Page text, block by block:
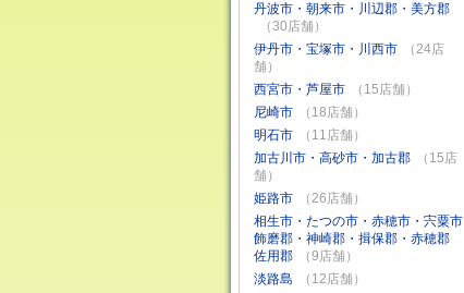
丹波市・朝来市・川辺郡・美方郡
（30店舗）
伊丹市・宝塚市・川西市
（24店
舗）
西宮市・芦屋市
（15店舗）
尼崎市
（18店舗）
明石市
（11店舗）
加古川市・高砂市・加古郡
（15店
舗）
姫路市
（26店舗）
相生市・たつの市・赤穂市・宍粟市
飾磨郡・神崎郡・揖保郡・赤穂郡
佐用郡
（9店舗）
淡路島
（12店舗）